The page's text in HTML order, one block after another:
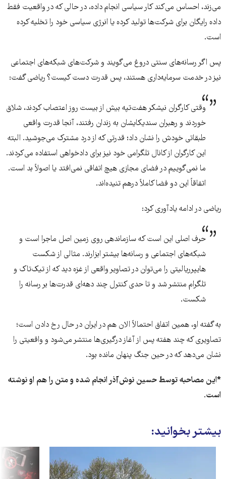
می‌زند، احساس می‌کند کار سیاسی انجام داده، در حالی که در واقعیت فقط
داده رایگان برای شرکت‌ها تولید کرده یا انرژی سیاسی خود را تخلیه کرده
است.
پس اگر رسانه‌های سنتی دروغ می‌گویند و شرکت‌های شبکه‌های اجتماعی
نیز در خدمت سرمایه‌داری هستند، پس قدرت دست کیست؟ ریاضی گفت:
وقتی کارگران نیشکر هفت‌تپه بیش از بیست روز اعتصاب کردند، شلاق
خوردند و رهبران سندیکایشان به زندان رفتند، آنجا قدرت واقعی
طبقاتی خودش را نشان داد؛ قدرتی که از درد مشترک می‌جوشید. البته
این کارگران از کانال تلگرامی خود نیز برای دادخواهی استفاده می‌کردند.
ما نمی‌گوییم در فضای مجازی هیچ اتفاقی نمی‌افتد یا اصولاً بد است.
اتفاقاً این دو فضا کاملاً درهم تنیده‌اند.
ریاضی در ادامه یادآوری کرد:
حرف اصلی این است که سازماندهی روی زمین اصل ماجرا است و
شبکه‌های اجتماعی و رسانه‌ها بیشتر ابزارند. مثالی از شکست
هایپرریالیتی را می‌توان در تصاویر واقعی از غزه دید که از تیک‌تاک و
تلگرام منتشر شد و تا حدی کنترل چند دهه‌ای قدرت‌ها بر رسانه را
شکست.
به گفته او، همین اتفاق احتمالاً الان هم در ایران در حال رخ دادن است؛
تصاویری که چند هفته پس از آغاز درگیری‌ها منتشر می‌شود و واقعیتی را
نشان می‌دهد که در حین جنگ پنهان مانده بود.
*این مصاحبه توسط حسین نوش‌آذر انجام شده و متن را هم او نوشته
است.
بیشتر بخوانید: